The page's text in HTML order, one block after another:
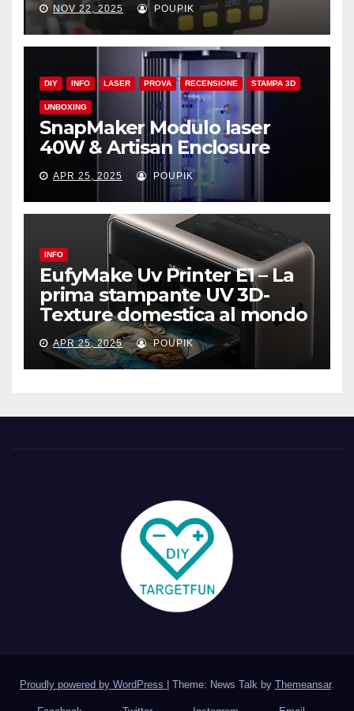
NOV 22, 2025 POUPIK
DIY INFO LASER PROVA RECENSIONE STAMPA 3D
UNBOXING
SnapMaker Modulo laser
40W & Artisan Enclosure
APR 25, 2025 POUPIK
INFO
EufyMake Uv Printer E1 – La
prima stampante UV 3D-
Texture domestica al mondo
APR 25, 2025 POUPIK
Proudly powered by WordPress Theme: News Talk by Themeansar.